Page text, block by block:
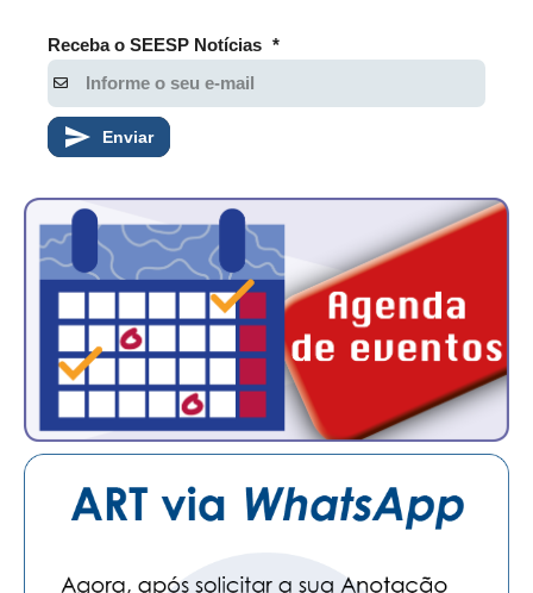
Receba o SEESP Notícias *
Enviar